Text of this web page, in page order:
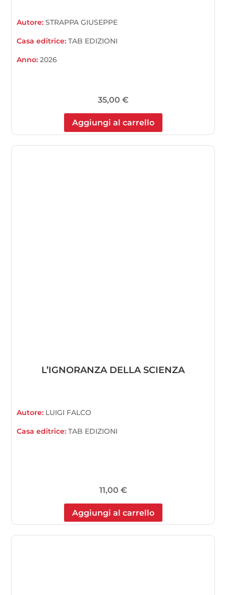
Autore:STRAPPA GIUSEPPE
Casa editrice:TAB EDIZIONI
Anno:2026
35,00 €
Aggiungi al carrello
L’IGNORANZA DELLA SCIENZA
Autore: LUIGI FALCO
Casa editrice:TAB EDIZIONI
11,00 €
Aggiungi al carrello